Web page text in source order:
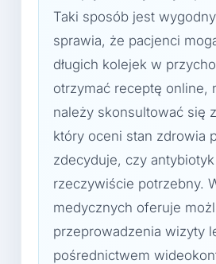
Taki sposób jest
sprawia, że pacjenci
długich kolejek w
otrzymać receptę online,
należy skonsultować się
który oceni stan zdrowia
zdecyduje, czy
rzeczywiście potrzebny.
medycznych oferuje
przeprowadzenia wizyty
pośrednictwem